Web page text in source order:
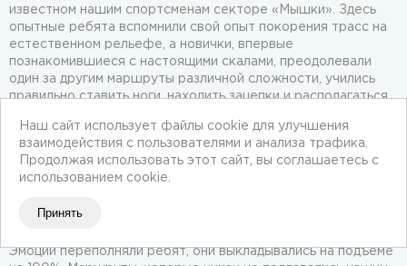
известном нашим спортсменам секторе «Мышки». Здесь
опытные ребята вспомнили свой опыт покорения трасс на
естественном рельефе, а новички, впервые
познакомившиеся с настоящими скалами, преодолевали
один за другим маршруты различной сложности, учились
правильно ставить ноги, находить зацепки и располагаться
ними всегда следовала улыбка и радость от преодоления
сложностей, встречавшихся детям на трассе.
Вторым массивом, на котором проходили наши тренировки
отличается разнообразием трасс с категориями от 5а до
Эмоции переполняли ребят, они выкладывались на подъеме
Наш сайт использует файлы cookie для улучшения
взаимодействия с пользователями и анализа трафика.
Продолжая использовать этот сайт, вы соглашаетесь с
использованием cookie.
Принять